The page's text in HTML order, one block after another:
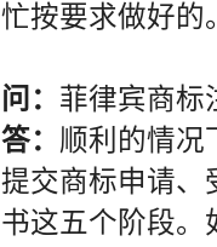
忙按要求做好的
问： 菲律宾商标
答： 顺利的情况
提交商标申请、
书这五个阶段。